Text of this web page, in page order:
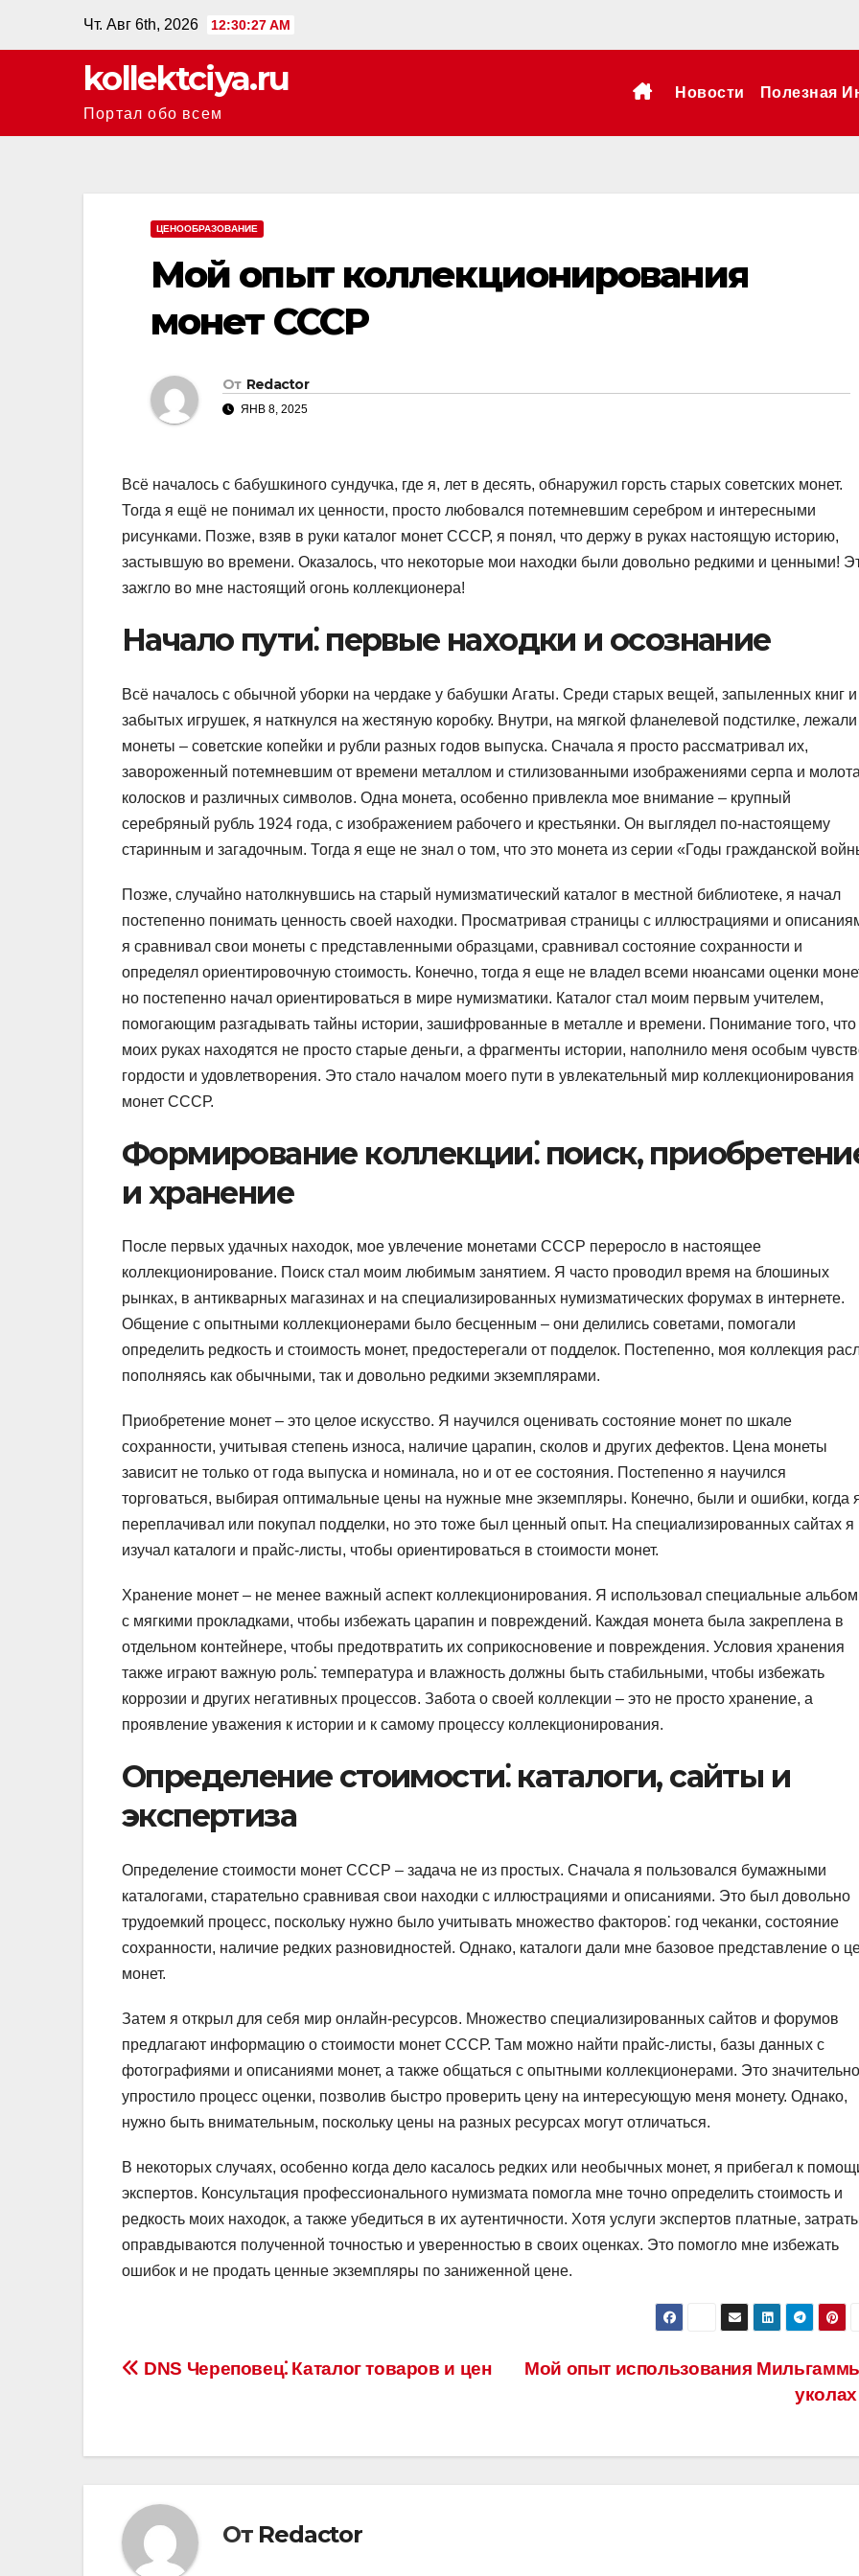
содержанию
Чт. Авг 6th, 2026 12:30:28 AM
kollektciya.ru
Портал обо всем
Новости Полезная
ЦЕНООБРАЗОВАНИЕ
Мой опыт коллекционирования
монет СССР
От Redactor
ЯНВ 8, 2025
Всё началось с бабушкиного сундучка, где я, лет в десять, обнаружил горсть старых советских монет.
Тогда я ещё не понимал их ценности, просто любовался потемневшим серебром и интересными
рисунками. Позже, взяв в руки каталог монет СССР, я понял, что держу в руках настоящую историю,
застывшую во времени. Оказалось, что некоторые мои находки были довольно редкими и ценными!
зажгло во мне настоящий огонь коллекционера!
Начало пути⁚ первые находки и осознание
Всё началось с обычной уборки на чердаке у бабушки Агаты. Среди старых вещей, запыленных книг и
забытых игрушек, я наткнулся на жестяную коробку. Внутри, на мягкой фланелевой подстилке, лежали
монеты – советские копейки и рубли разных годов выпуска. Сначала я просто рассматривал их,
завороженный потемневшим от времени металлом и стилизованными изображениями серпа и
колосков и различных символов. Одна монета, особенно привлекла мое внимание – крупный
серебряный рубль 1924 года, с изображением рабочего и крестьянки. Он выглядел по-настоящему
старинным и загадочным. Тогда я еще не знал о том, что это монета из серии «Годы гражданской
Позже, случайно натолкнувшись на старый нумизматический каталог в местной библиотеке, я начал
постепенно понимать ценность своей находки. Просматривая страницы с иллюстрациями и
я сравнивал свои монеты с представленными образцами, сравнивал состояние сохранности и
определял ориентировочную стоимость. Конечно, тогда я еще не владел всеми нюансами оценки
но постепенно начал ориентироваться в мире нумизматики. Каталог стал моим первым учителем,
помогающим разгадывать тайны истории, зашифрованные в металле и времени. Понимание того, что
моих руках находятся не просто старые деньги, а фрагменты истории, наполнило меня особым
гордости и удовлетворения. Это стало началом моего пути в увлекательный мир коллекционирования
монет СССР.
Формирование коллекции⁚ поиск,
и хранение
После первых удачных находок, мое увлечение монетами СССР переросло в настоящее
коллекционирование. Поиск стал моим любимым занятием. Я часто проводил время на блошиных
рынках, в антикварных магазинах и на специализированных нумизматических форумах в интернете.
Общение с опытными коллекционерами было бесценным – они делились советами, помогали
определить редкость и стоимость монет, предостерегали от подделок. Постепенно, моя коллекция
пополняясь как обычными, так и довольно редкими экземплярами.
Приобретение монет – это целое искусство. Я научился оценивать состояние монет по шкале
сохранности, учитывая степень износа, наличие царапин, сколов и других дефектов. Цена монеты
зависит не только от года выпуска и номинала, но и от ее состояния. Постепенно я научился
торговаться, выбирая оптимальные цены на нужные мне экземпляры. Конечно, были и ошибки, когда
переплачивал или покупал подделки, но это тоже был ценный опыт. На специализированных сайтах я
изучал каталоги и прайс-листы, чтобы ориентироваться в стоимости монет.
Хранение монет – не менее важный аспект коллекционирования. Я использовал специальные
с мягкими прокладками, чтобы избежать царапин и повреждений. Каждая монета была закреплена в
отдельном контейнере, чтобы предотвратить их соприкосновение и повреждения. Условия хранения
также играют важную роль⁚ температура и влажность должны быть стабильными, чтобы избежать
коррозии и других негативных процессов. Забота о своей коллекции – это не просто хранение, а
проявление уважения к истории и к самому процессу коллекционирования.
Определение стоимости⁚ каталоги, сайты и
экспертиза
Определение стоимости монет СССР – задача не из простых. Сначала я пользовался бумажными
каталогами, старательно сравнивая свои находки с иллюстрациями и описаниями. Это был довольно
трудоемкий процесс, поскольку нужно было учитывать множество факторов⁚ год чеканки, состояние
сохранности, наличие редких разновидностей. Однако, каталоги дали мне базовое представление о
монет.
Затем я открыл для себя мир онлайн-ресурсов. Множество специализированных сайтов и форумов
предлагают информацию о стоимости монет СССР. Там можно найти прайс-листы, базы данных с
фотографиями и описаниями монет, а также общаться с опытными коллекционерами. Это значительно
упростило процесс оценки, позволив быстро проверить цену на интересующую меня монету. Однако,
нужно быть внимательным, поскольку цены на разных ресурсах могут отличаться.
В некоторых случаях, особенно когда дело касалось редких или необычных монет, я прибегал к
экспертов. Консультация профессионального нумизмата помогла мне точно определить стоимость и
редкость моих находок, а также убедиться в их аутентичности. Хотя услуги экспертов платные,
оправдываются полученной точностью и уверенностью в своих оценках. Это помогло мне избежать
ошибок и не продать ценные экземпляры по заниженной цене.
Навигация
записям
Мой опыт использования
уколах
DNS Череповец⁚ Каталог товаров и цен
От Redactor